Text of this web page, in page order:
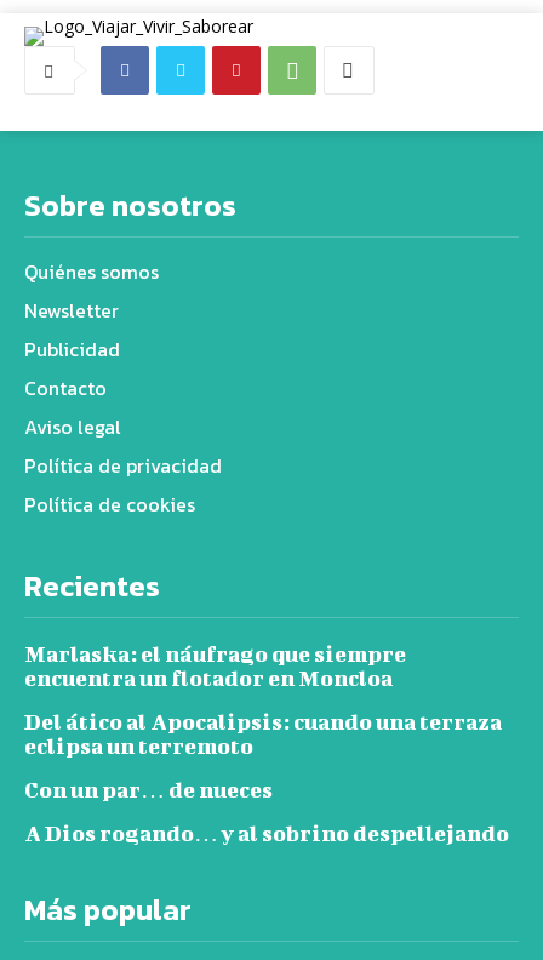
Sobre nosotros
Quiénes somos
Newsletter
Publicidad
Contacto
Aviso legal
Política de privacidad
Política de cookies
Recientes
Marlaska: el náufrago que siempre
encuentra un flotador en Moncloa
Del ático al Apocalipsis: cuando una terraza
eclipsa un terremoto
Con un par… de nueces
A Dios rogando… y al sobrino despellejando
Más popular